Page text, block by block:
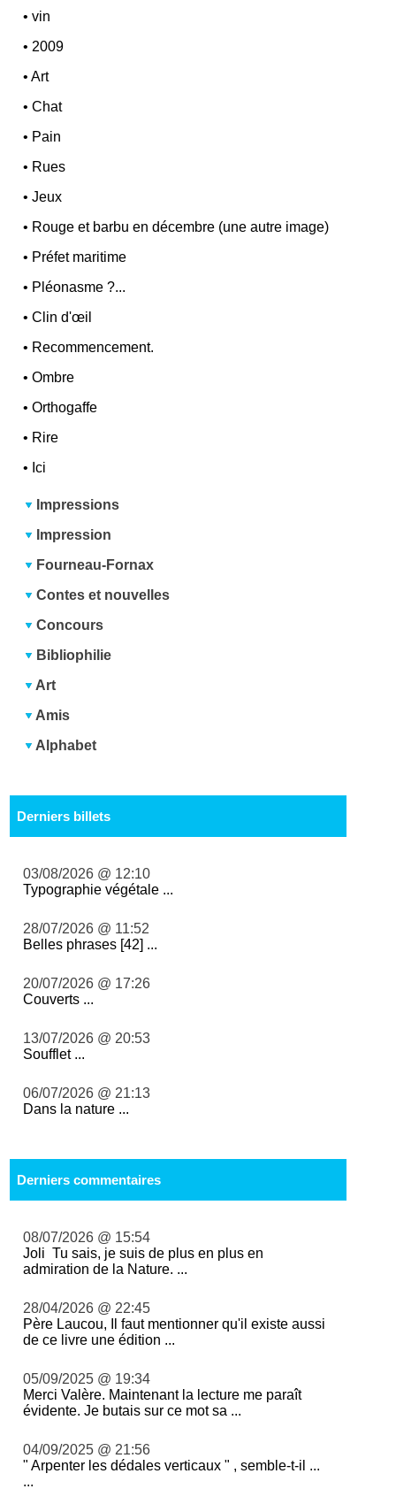
•vin
•2009
•Art
•Chat
• Pain
• Rues
•Jeux
• Rouge et barbu en décembre (une autre image)
• Préfet maritime
• Pléonasme ?...
•Clin d'œil
• Recommencement.
•Ombre
•Orthogaffe
• Rire
• Ici
Impressions
Impression
Fourneau-Fornax
Contes et nouvelles
Concours
Bibliophilie
Art
Amis
Alphabet
Derniers billets
03/08/2026 @ 12:10
Typographie végétale ...
28/07/2026 @ 11:52
Belles phrases [42] ...
20/07/2026 @ 17:26
Couverts ...
13/07/2026 @ 20:53
Soufflet ...
06/07/2026 @ 21:13
Dans la nature ...
Derniers commentaires
08/07/2026 @ 15:54
Joli Tu sais, je suis de plus en plus en
admiration de la Nature. ...
28/04/2026 @ 22:45
Père Laucou, Il faut mentionner qu'il existe aussi
de ce livre une édition ...
05/09/2025 @ 19:34
Merci Valère. Maintenant la lecture me paraît
évidente. Je butais sur ce mot sa ...
04/09/2025 @ 21:56
" Arpenter les dédales verticaux " , semble-t-il ...
...